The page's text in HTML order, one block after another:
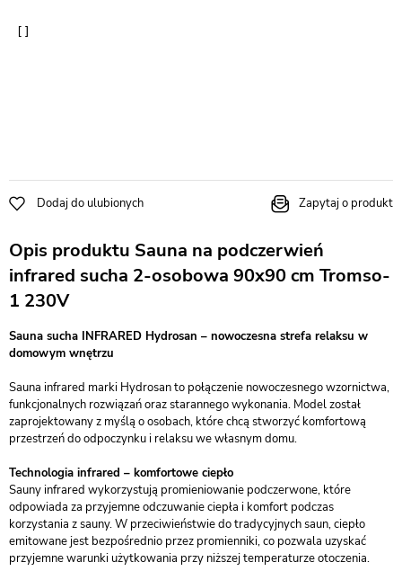
Dodaj do ulubionych Zapytaj o produkt
Opis produktu Sauna na podczerwień
infrared sucha 2-osobowa 90x90 cm Tromso-
1 230V
Sauna sucha INFRARED Hydrosan – nowoczesna strefa relaksu w
domowym wnętrzu
Sauna infrared marki Hydrosan to połączenie nowoczesnego wzornictwa,
funkcjonalnych rozwiązań oraz starannego wykonania. Model został
zaprojektowany z myślą o osobach, które chcą stworzyć komfortową
przestrzeń do odpoczynku i relaksu we własnym domu.
Technologia infrared – komfortowe ciepło
Sauny infrared wykorzystują promieniowanie podczerwone, które
odpowiada za przyjemne odczuwanie ciepła i komfort podczas
korzystania z sauny. W przeciwieństwie do tradycyjnych saun, ciepło
emitowane jest bezpośrednio przez promienniki, co pozwala uzyskać
przyjemne warunki użytkowania przy niższej temperaturze otoczenia.